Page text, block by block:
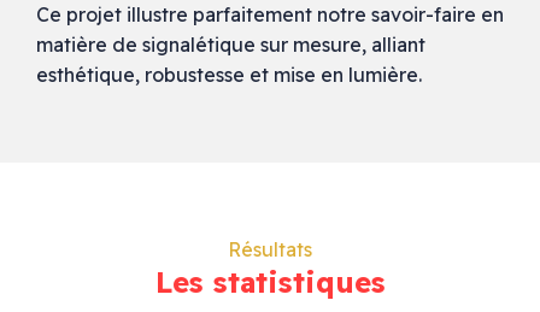
Ce projet illustre parfaitement notre savoir-faire en
matière de signalétique sur mesure, alliant
esthétique, robustesse et mise en lumière.
Résultats
Les statistiques